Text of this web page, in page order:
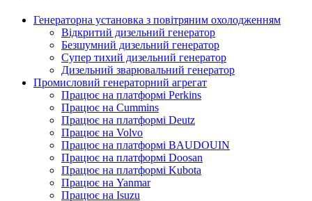
Генераторна установка з повітряним охолодженням
Відкритий дизельний генератор
Безшумний дизельний генератор
Супер тихий дизельний генератор
Дизельний зварювальний генератор
Промисловий генераторний агрегат
Працює на платформі Perkins
Працює на Cummins
Працює на платформі Deutz
Працює на Volvo
Працює на платформі BAUDOUIN
Працює на платформі Doosan
Працює на платформі Kubota
Працює на Yanmar
Працює на Isuzu